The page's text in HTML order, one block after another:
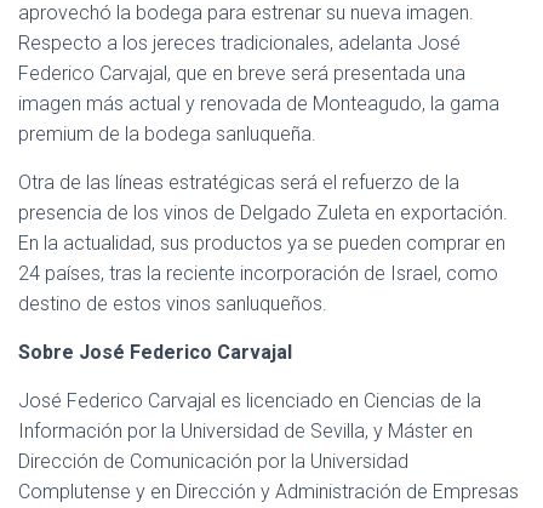
aprovechó la bodega para estrenar su nueva imagen.
Respecto a los jereces tradicionales, adelanta José
Federico Carvajal, que en breve será presentada una
imagen más actual y renovada de Monteagudo, la gama
premium de la bodega sanluqueña.
Otra de las líneas estratégicas será el refuerzo de la
presencia de los vinos de Delgado Zuleta en exportación.
En la actualidad, sus productos ya se pueden comprar en
24 países, tras la reciente incorporación de Israel, como
destino de estos vinos sanluqueños.
Sobre José Federico Carvajal
José Federico Carvajal es licenciado en Ciencias de la
Información por la Universidad de Sevilla, y Máster en
Dirección de Comunicación por la Universidad
Complutense y en Dirección y Administración de Empresas